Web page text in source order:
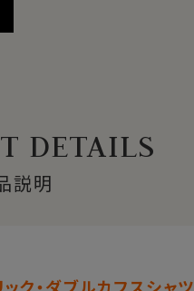
DETAILS
説明